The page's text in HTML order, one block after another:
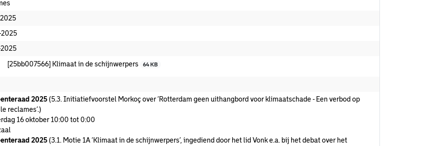
2025
[25bb007566] Klimaat in de schijnwerpers
64 KB
2025 (5.3. Initiatiefvoorstel Morkoç over ‘Rotterdam geen uithangbord voor klimaatschade - Een verbod op
reclames’.)
16 oktober 10:00 tot 0:00
2025 (3.1. Motie 1A ‘Klimaat in de schijnwerpers’, ingediend door het lid Vonk e.a. bij het debat over het